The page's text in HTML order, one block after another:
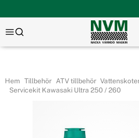
Hem Tillbehör ATV tillbehör
Servicekit Kawasaki Ultra 250 / 260